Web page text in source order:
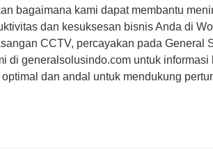
bagaimana kami dapat membantu
dan kesuksesan bisnis Anda di
CCTV, percayakan pada
di generalsolusindo.com untuk
dan andal untuk mendukung